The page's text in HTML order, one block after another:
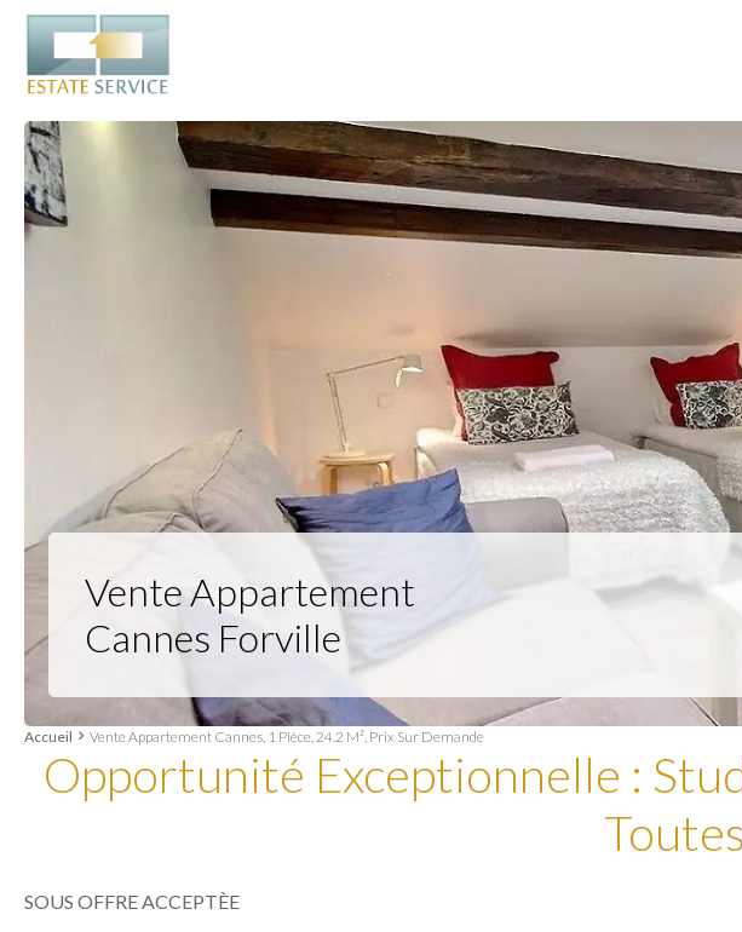
Vente Appartement
Cannes Forville
Accueil Vente Appartement Cannes, 1 Pièce, 24.2 M², Prix Sur Demande
Opportunité Exceptionnelle :
SOUS OFFRE ACCEPTÈE